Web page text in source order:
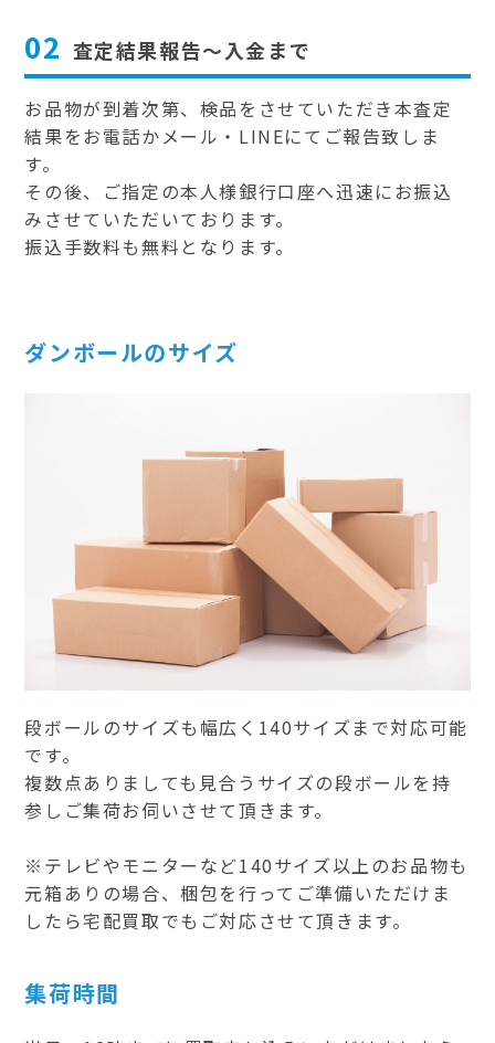
02 査定結果報告～入金まで
お品物が到着次第、検品をさせていただき本査定
結果をお電話かメール・LINEにてご報告致しま
す。
その後、ご指定の本人様銀行口座へ迅速にお振込
みさせていただいております。
振込手数料も無料となります。
ダンボールのサイズ
段ボールのサイズも幅広く140サイズまで対応可能
です。
複数点ありましても見合うサイズの段ボールを持
参しご集荷お伺いさせて頂きます。
※テレビやモニターなど140サイズ以上のお品物も
元箱ありの場合、梱包を行ってご準備いただけま
したら宅配買取でもご対応させて頂きます。
集荷時間